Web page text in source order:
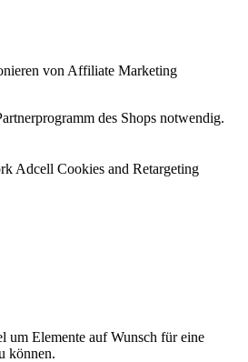
von Affiliate Marketing
des Shops notwendig.
Adcell Cookies and Retargeting
um Elemente auf Wunsch für eine
können.